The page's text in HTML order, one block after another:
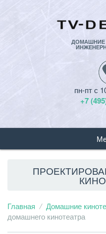
ДОМАШНИЕ
пн-пт с
+7
Главная Домашние
домашнего кинотеатра